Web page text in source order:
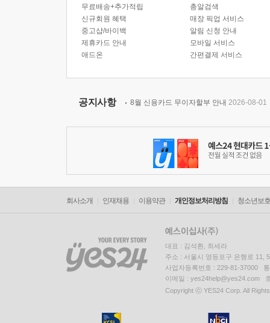
무료배송+추가적립
신규회원 혜택
중고샵/바이백
제휴카드 안내
애드온
총알검색
매장 픽업 서비스
알림 신청 안내
모바일 서비스
간편결제 서비스
공지사항 8월 신용카드 무이자할부 안내 2026-08-01
회사소개 인재채용 이용약관 개인정보처리방침 청소년보
대표 : 김석환, 최세라
주소 : 서울시 영등포구 은행로 11,
사업자등록번호 : 229-81-37000
이메일 : yes24help@yes24.com
Copyright ⓒ YES24 Corp. All